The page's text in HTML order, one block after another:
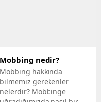
Mobbing nedir?
Mobbing hakkında
bilmemiz gerekenler
nelerdir? Mobbinge